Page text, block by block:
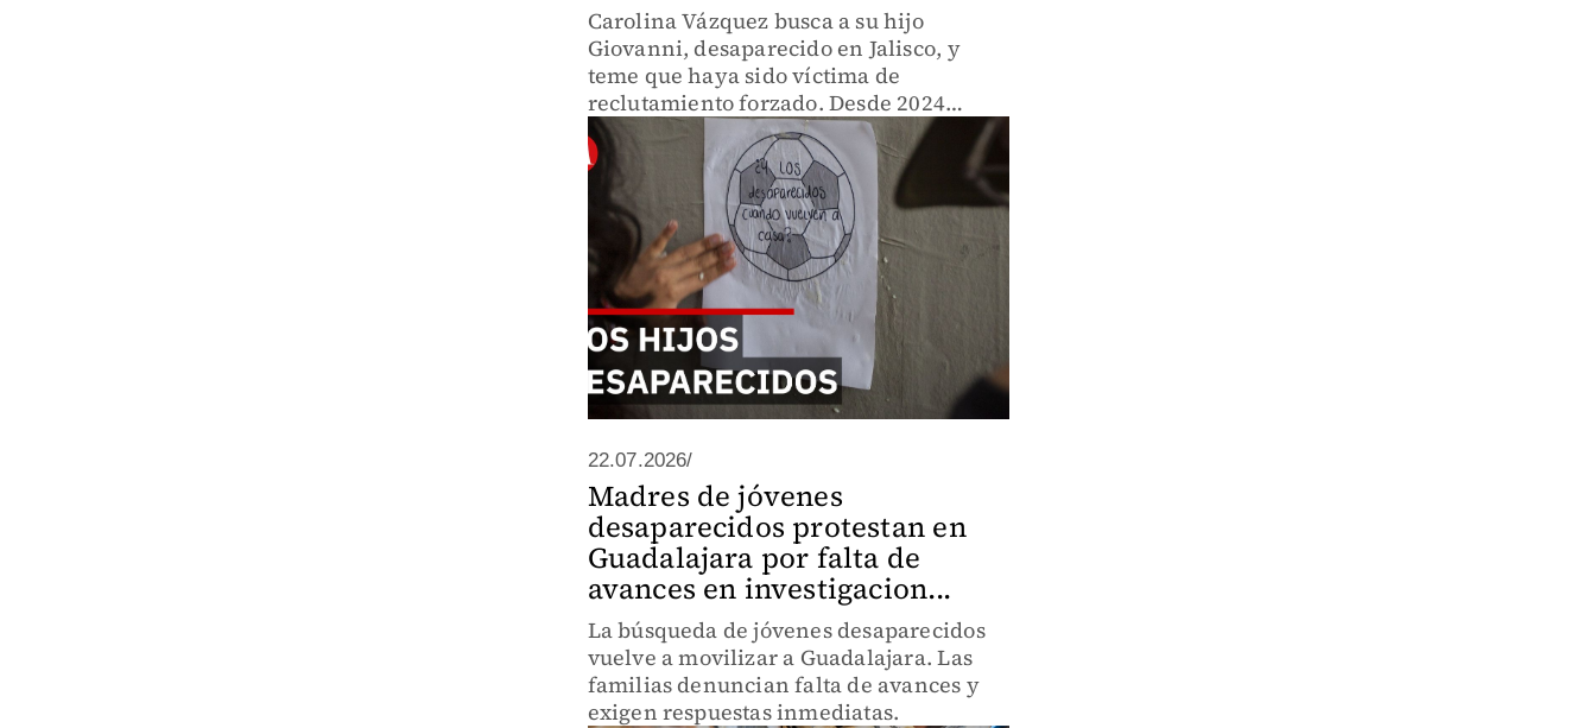
Carolina Vázquez busca a su hijo
Giovanni, desaparecido en Jalisco, y
teme que haya sido víctima de
reclutamiento forzado. Desde 2024
también busca a otro de sus hijos.
22.07.2026/
Madres de jóvenes
desaparecidos protestan en
Guadalajara por falta de
avances en investigacion...
La búsqueda de jóvenes desaparecidos
vuelve a movilizar a Guadalajara. Las
familias denuncian falta de avances y
exigen respuestas inmediatas.